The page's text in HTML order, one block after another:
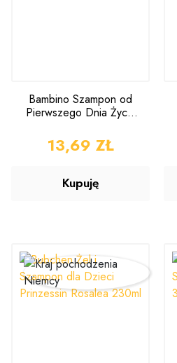
Bambino Szampon od
Pierwszego Dnia Życia
CENA
13,69 ZŁ
Kupuję